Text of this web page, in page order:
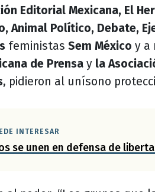
Editorial Mexicana, El
Animal Político, Debate,
feministas Sem México y a
de Prensay la
, pidieron al unísono
INTERESAR
se unen en defensa de